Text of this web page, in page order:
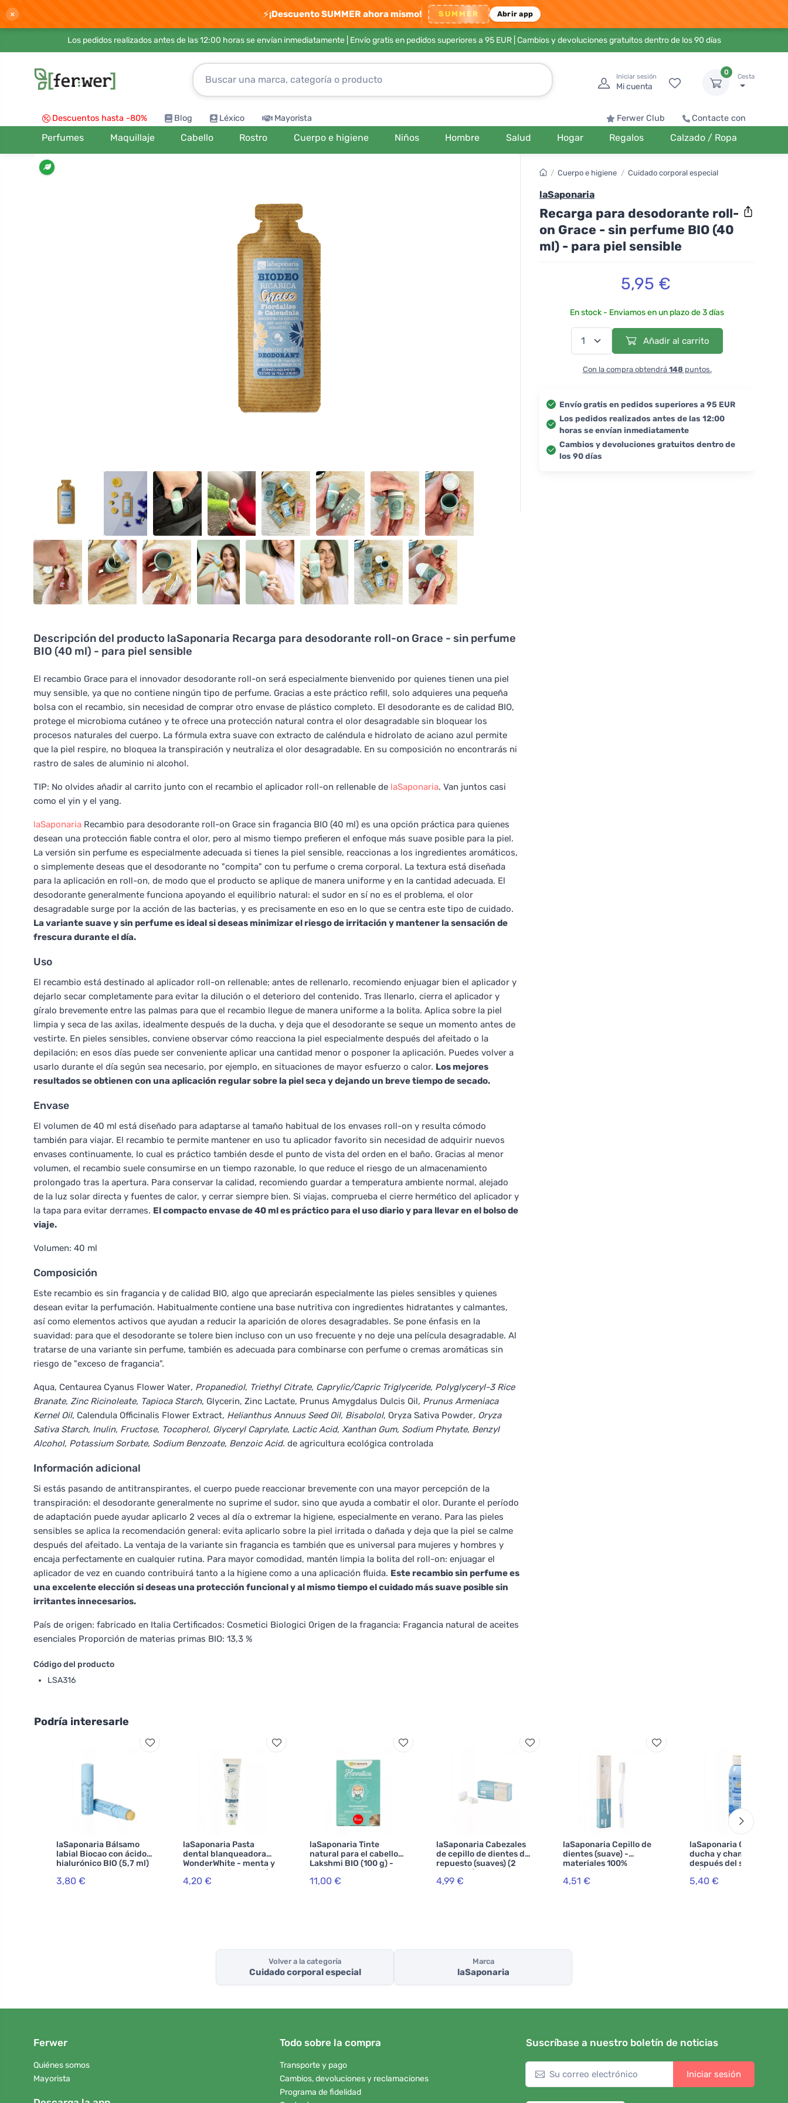
× ⚡¡Descuento SUMMER ahora mismo! SUMMER Abrir app
Los pedidos realizados antes de las 12:00 horas se envían inmediatamente | Envío gratis en pedidos superiores a 95 EUR| Cambios y devoluciones gratuitos dentro de los 90 días
Iniciar sesión
Mi cuenta
0
Cesta
Descuentos hasta -80% Blog Léxico Mayorista Ferwer Club Contacte con
Perfumes Maquillaje Cabello Rostro Cuerpo e higiene Niños Hombre Salud Hogar Regalos Calzado / Ropa
Descripción del producto laSaponaria Recarga para desodorante roll-on Grace - sin perfume
BIO (40 ml) - para piel sensible
El recambio Grace para el innovador desodorante roll-on será especialmente bienvenido por quienes tienen una piel
muy sensible, ya que no contiene ningún tipo de perfume. Gracias a este práctico refill, solo adquieres una pequeña
bolsa con el recambio, sin necesidad de comprar otro envase de plástico completo. El desodorante es de calidad BIO,
protege el microbioma cutáneo y te ofrece una protección natural contra el olor desagradable sin bloquear los
procesos naturales del cuerpo. La fórmula extra suave con extracto de caléndula e hidrolato de aciano azul permite
que la piel respire, no bloquea la transpiración y neutraliza el olor desagradable. En su composición no encontrarás ni
rastro de sales de aluminio ni alcohol.
TIP: No olvides añadir al carrito junto con el recambio el aplicador roll-on rellenable de laSaponaria. Van juntos casi
como el yin y el yang.
laSaponaria Recambio para desodorante roll-on Grace sin fragancia BIO (40 ml) es una opción práctica para quienes
desean una protección fiable contra el olor, pero al mismo tiempo prefieren el enfoque más suave posible para la piel.
La versión sin perfume es especialmente adecuada si tienes la piel sensible, reaccionas a los ingredientes aromáticos,
o simplemente deseas que el desodorante no "compita" con tu perfume o crema corporal. La textura está diseñada
para la aplicación en roll-on, de modo que el producto se aplique de manera uniforme y en la cantidad adecuada. El
desodorante generalmente funciona apoyando el equilibrio natural: el sudor en sí no es el problema, el olor
desagradable surge por la acción de las bacterias, y es precisamente en eso en lo que se centra este tipo de cuidado.
La variante suave y sin perfume es ideal si deseas minimizar el riesgo de irritación y mantener la sensación de
frescura durante el día.
Uso
El recambio está destinado al aplicador roll-on rellenable; antes de rellenarlo, recomiendo enjuagar bien el aplicador y
dejarlo secar completamente para evitar la dilución o el deterioro del contenido. Tras llenarlo, cierra el aplicador y
gíralo brevemente entre las palmas para que el recambio llegue de manera uniforme a la bolita. Aplica sobre la piel
limpia y seca de las axilas, idealmente después de la ducha, y deja que el desodorante se seque un momento antes de
vestirte. En pieles sensibles, conviene observar cómo reacciona la piel especialmente después del afeitado o la
depilación; en esos días puede ser conveniente aplicar una cantidad menor o posponer la aplicación. Puedes volver a
usarlo durante el día según sea necesario, por ejemplo, en situaciones de mayor esfuerzo o calor. Los mejores
resultados se obtienen con una aplicación regular sobre la piel seca y dejando un breve tiempo de secado.
Envase
El volumen de 40 ml está diseñado para adaptarse al tamaño habitual de los envases roll-on y resulta cómodo
también para viajar. El recambio te permite mantener en uso tu aplicador favorito sin necesidad de adquirir nuevos
envases continuamente, lo cual es práctico también desde el punto de vista del orden en el baño. Gracias al menor
volumen, el recambio suele consumirse en un tiempo razonable, lo que reduce el riesgo de un almacenamiento
prolongado tras la apertura. Para conservar la calidad, recomiendo guardar a temperatura ambiente normal, alejado
de la luz solar directa y fuentes de calor, y cerrar siempre bien. Si viajas, comprueba el cierre hermético del aplicador y
la tapa para evitar derrames. El compacto envase de 40 ml es práctico para el uso diario y para llevar en el bolso de
viaje.
Volumen: 40 ml
Composición
Este recambio es sin fragancia y de calidad BIO, algo que apreciarán especialmente las pieles sensibles y quienes
desean evitar la perfumación. Habitualmente contiene una base nutritiva con ingredientes hidratantes y calmantes,
así como elementos activos que ayudan a reducir la aparición de olores desagradables. Se pone énfasis en la
suavidad: para que el desodorante se tolere bien incluso con un uso frecuente y no deje una película desagradable. Al
tratarse de una variante sin perfume, también es adecuada para combinarse con perfume o cremas aromáticas sin
riesgo de "exceso de fragancia".
Aqua, Centaurea Cyanus Flower Water, Propanediol, Triethyl Citrate, Caprylic/Capric Triglyceride, Polyglyceryl-3 Rice
Branate, Zinc Ricinoleate, Tapioca Starch, Glycerin, Zinc Lactate, Prunus Amygdalus Dulcis Oil, Prunus Armeniaca
Kernel Oil, Calendula Officinalis Flower Extract, Helianthus Annuus Seed Oil, Bisabolol, Oryza Sativa Powder, Oryza
Sativa Starch, Inulin, Fructose, Tocopherol, Glyceryl Caprylate, Lactic Acid, Xanthan Gum, Sodium Phytate, Benzyl
Alcohol, Potassium Sorbate, Sodium Benzoate, Benzoic Acid. de agricultura ecológica controlada
Información adicional
Si estás pasando de antitranspirantes, el cuerpo puede reaccionar brevemente con una mayor percepción de la
transpiración: el desodorante generalmente no suprime el sudor, sino que ayuda a combatir el olor. Durante el período
de adaptación puede ayudar aplicarlo 2 veces al día o extremar la higiene, especialmente en verano. Para las pieles
sensibles se aplica la recomendación general: evita aplicarlo sobre la piel irritada o dañada y deja que la piel se calme
después del afeitado. La ventaja de la variante sin fragancia es también que es universal para mujeres y hombres y
encaja perfectamente en cualquier rutina. Para mayor comodidad, mantén limpia la bolita del roll-on: enjuagar el
aplicador de vez en cuando contribuirá tanto a la higiene como a una aplicación fluida. Este recambio sin perfume es
una excelente elección si deseas una protección funcional y al mismo tiempo el cuidado más suave posible sin
irritantes innecesarios.
País de origen: fabricado en Italia Certificados: Cosmetici Biologici Origen de la fragancia: Fragancia natural de aceites
esenciales Proporción de materias primas BIO: 13,3 %
Código del producto
LSA316
/ Cuerpo e higiene / Cuidado corporal especial
laSaponaria
Recarga para desodorante roll-
on Grace - sin perfume BIO (40
ml) - para piel sensible
5,95 €
En stock - Enviamos en un plazo de 3 días
Añadir al carrito
Con la compra obtendrá 148puntos.
Envío gratis en pedidos superiores a 95 EUR
Los pedidos realizados antes de las 12:00
horas se envían inmediatamente
Cambios y devoluciones gratuitos dentro de
los 90 días
Podría interesarle
laSaponaria Bálsamo
labial Biocao con ácido
hialurónico BIO (5,7 ml)
3,80 €
laSaponaria Pasta
dental blanqueadora
WonderWhite - menta y
carbón activado BIO (75
ml)
4,20 €
laSaponaria Tinte
natural para el cabello
Lakshmi BIO (100 g) -
11,00 €
laSaponaria Cabezales
de cepillo de dientes de
repuesto (suaves) (2
unidades)
4,99 €
laSaponaria Cepillo de
dientes (suave) -
materiales 100%
4,51 €
laSaponaria Gel de
ducha y champú para
después del sol BIO (150
ml)
5,40 €
Volver a la categoría
Cuidado corporal especial
Marca
laSaponaria
Ferwer
Quiénes somos
Mayorista
Todo sobre la compra
Transporte y pago
Cambios, devoluciones y reclamaciones
Programa de fidelidad
Suscríbase a nuestro boletín de noticias
Iniciar sesión